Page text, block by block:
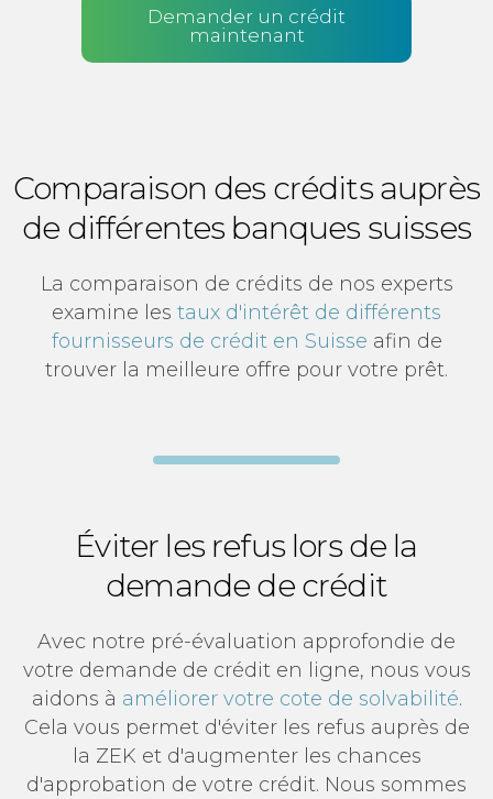
Demander un crédit
maintenant
Comparaison des crédits auprès
de différentes banques suisses
La comparaison de crédits de nos experts
examine les taux d'intérêt de différents
fournisseurs de crédit en Suisse afin de
trouver la meilleure offre pour votre prêt.
Éviter les refus lors de la
demande de crédit
Avec notre pré-évaluation approfondie de
votre demande de crédit en ligne, nous vous
aidons à améliorer votre cote de solvabilité.
Cela vous permet d'éviter les refus auprès de
la ZEK et d'augmenter les chances
d'approbation de votre crédit. Nous sommes